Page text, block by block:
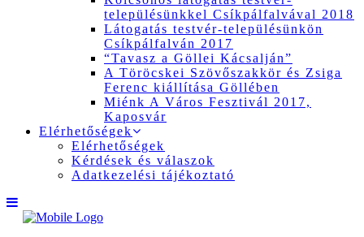
településünkkel Csíkpálfalvával 2018
Látogatás testvér-településünkön
Csíkpálfalván 2017
“Tavasz a Göllei Kácsalján”
A Töröcskei Szövőszakkör és Zsiga
Ferenc kiállítása Göllében
Miénk A Város Fesztivál 2017,
Kaposvár
Elérhetőségek
Elérhetőségek
Kérdések és válaszok
Adatkezelési tájékoztató